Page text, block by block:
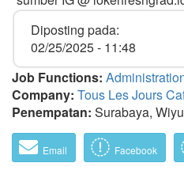
Diposting pada:
02/25/2025 - 11:48
Job Functions:
Company: Tous Les Jours
Penempatan: Surabaya,
Email Facebook